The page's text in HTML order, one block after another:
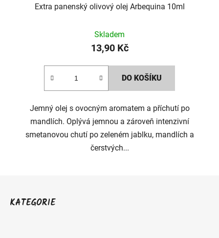
Extra panenský olivový olej Arbequina 10ml
Skladem
13,90 Kč
DO KOŠÍKU
Jemný olej s ovocným aromatem a příchutí po
mandlích. Oplývá jemnou a zároveň intenzivní
smetanovou chutí po zeleném jablku, mandlích a
čerstvých...
KATEGORIE